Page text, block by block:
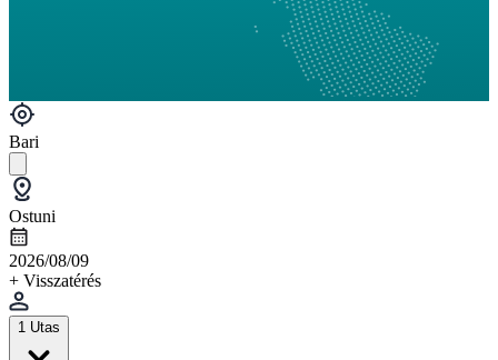
Bari
Ostuni
2026/08/09
+ Visszatérés
1 Utas